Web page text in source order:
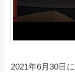
2021年6月30日に